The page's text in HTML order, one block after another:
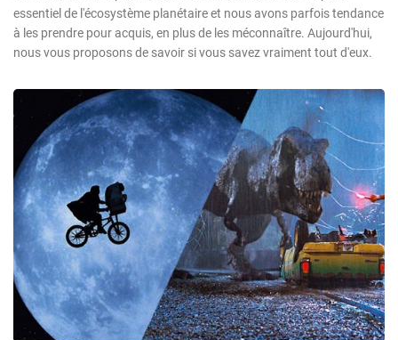
essentiel de l'écosystème planétaire et nous avons parfois tendance
à les prendre pour acquis, en plus de les méconnaître. Aujourd'hui,
nous vous proposons de savoir si vous savez vraiment tout d'eux.